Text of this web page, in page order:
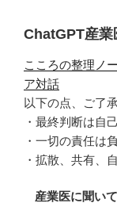
ChatGPT産業
こころの整理ノ
ア対話
以下の点、ご了
・最終判断は自
・一切の責任は
・拡散、共有、
産業医に聞い